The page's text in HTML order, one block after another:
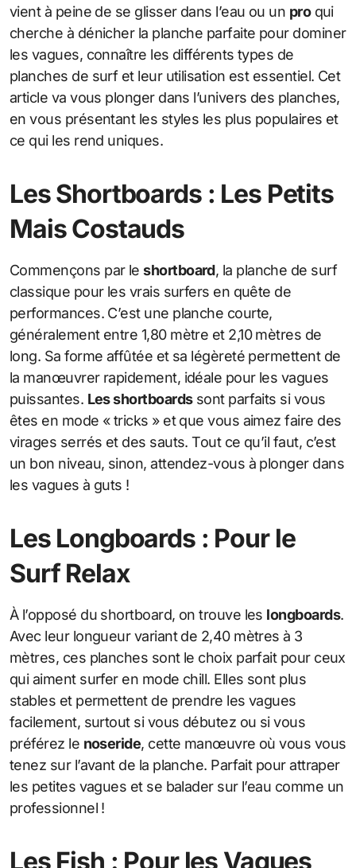
vient à peine de se glisser dans l’eau ou un proqui
cherche à dénicher la planche parfaite pour dominer
les vagues, connaître les différents types de
planches de surf et leur utilisation est essentiel. Cet
article va vous plonger dans l’univers des planches,
en vous présentant les styles les plus populaires et
ce qui les rend uniques.
Les Shortboards : Les Petits
Mais Costauds
Commençons par leshortboard, la planche de surf
classique pour les vrais surfers en quête de
performances. C’est une planche courte,
généralement entre 1,80 mètre et 2,10 mètres de
long. Sa forme affûtée et sa légèreté permettent de
la manœuvrer rapidement, idéale pour les vagues
puissantes. Les shortboardssont parfaits si vous
êtes en mode « tricks » et que vous aimez faire des
virages serrés et des sauts. Tout ce qu’il faut, c’est
un bon niveau, sinon, attendez-vous à plonger dans
les vagues à guts !
Les Longboards : Pour le
Surf Relax
À l’opposé du shortboard, on trouve les longboards.
Avec leur longueur variant de 2,40 mètres à 3
mètres, ces planches sont le choix parfait pour ceux
qui aiment surfer en mode chill. Elles sont plus
stables et permettent de prendre les vagues
facilement, surtout si vous débutez ou si vous
préférez le noseride, cette manœuvre où vous vous
tenez sur l’avant de la planche. Parfait pour attraper
les petites vagues et se balader sur l’eau comme un
professionnel !
Les Fish : Pour les Vagues